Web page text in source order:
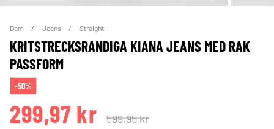
Dam Jeans Straight
KRITSTRECKSRANDIGA KIANA JEANS MED RAK
PASSFORM
-50%
299,97 kr 599,95 kr